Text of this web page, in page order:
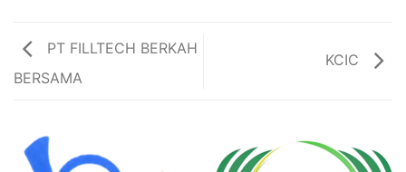
PT FILLTECH BERKAH
BERSAMA
KCIC